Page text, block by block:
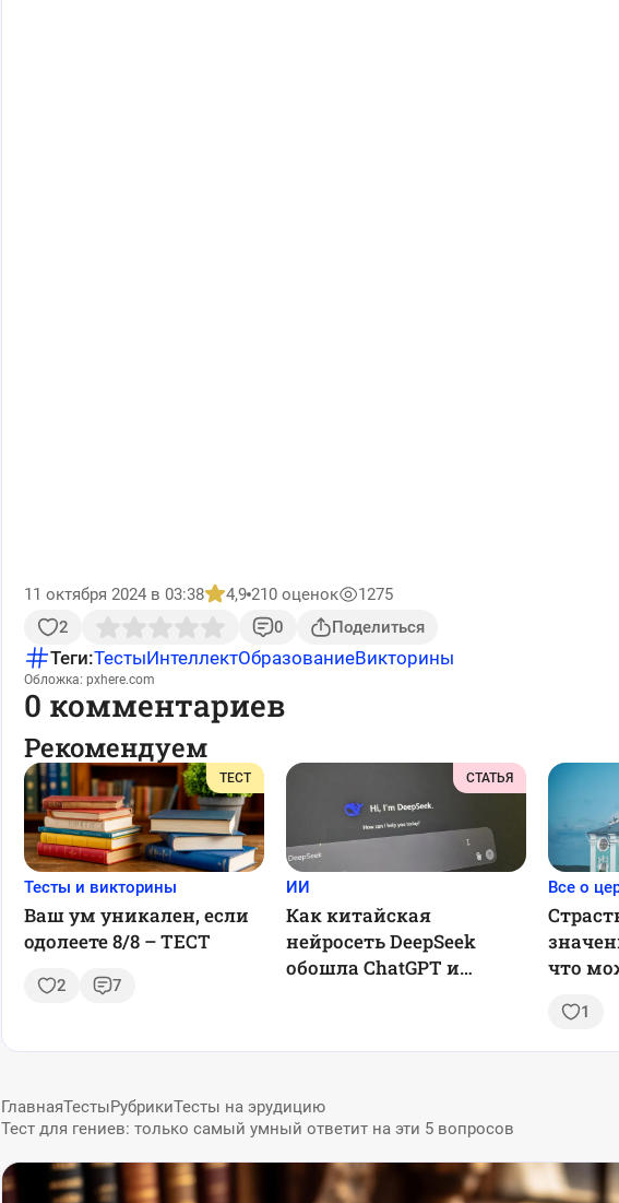
11 октября 2024 в 03:38 4,9 210 оценок
1275
2
0 Поделиться
Теги:ТестыИнтеллектОбразованиеВикторины
Обложка: pxhere.com
0 комментариев
Рекомендуем
ТЕСТ
Тесты и викторины
Ваш ум уникален, если
одолеете 8/8 – ТЕСТ
2 7
СТАТЬЯ
ИИ
Как китайская
нейросеть DeepSeek
обошла ChatGPT и
Все о
что
1
ГлавнаяТестыРубрикиТесты на эрудицию
Тест для гениев: только самый умный ответит на эти 5 вопросов